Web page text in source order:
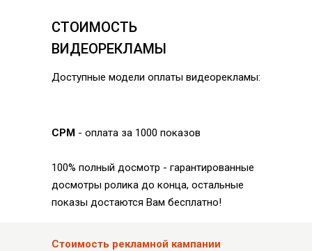
СТОИМОСТЬ
ВИДЕОРЕКЛАМЫ
Доступные модели оплаты видеорекламы:
CPM - оплата за 1000 показов
100% полный досмотр - гарантированные
досмотры ролика до конца, остальные
показы достаются Вам бесплатно!
Стоимость рекламной кампании